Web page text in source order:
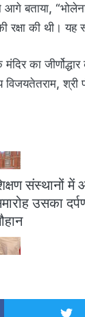
ने आगे बताया,
रक्षा की थी।
मंदिर का
श्री
संस्थानों में
उसका